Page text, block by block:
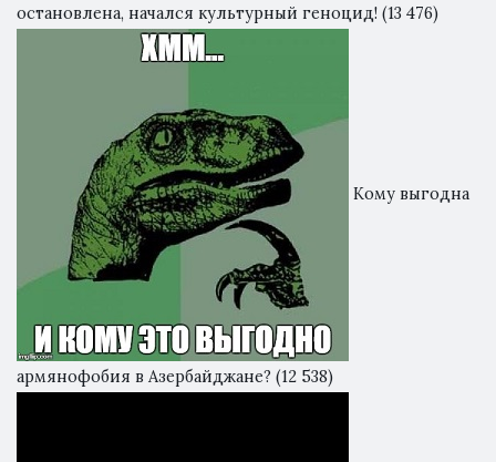
остановлена, начался культурный геноцид! (13 476)
Кому выгодна
армянофобия в Азербайджане? (12 538)